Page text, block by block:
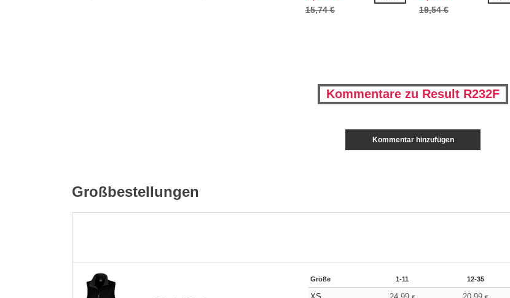
15,74 € 19,54 €
Kommentare zu Result R232F
Kommentar hinzufügen
Großbestellungen
Größe 1-11 12-35